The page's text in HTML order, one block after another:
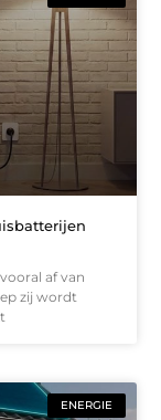
af van
zij wordt
ENERGIE